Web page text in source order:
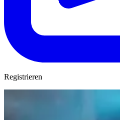
Registrieren